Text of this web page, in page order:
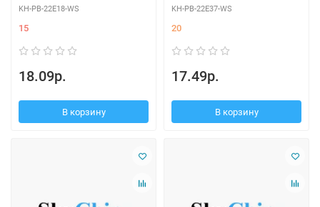
KH-PB-22E18-WS
15
18.09р.
В корзину
KH-PB-22E37-WS
20
17.49р.
В корзину